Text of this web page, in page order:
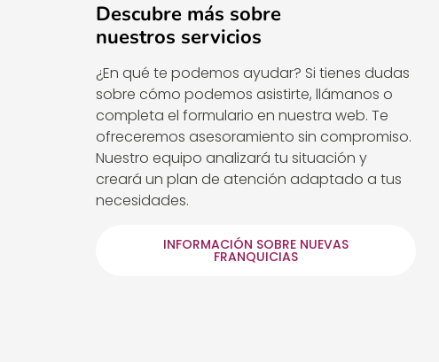
Descubre más sobre
nuestros servicios
¿En qué te podemos ayudar? Si tienes dudas
sobre cómo podemos asistirte, llámanos o
completa el formulario en nuestra web. Te
ofreceremos asesoramiento sin compromiso.
Nuestro equipo analizará tu situación y
creará un plan de atención adaptado a tus
necesidades.
INFORMACIÓN SOBRE NUEVAS
FRANQUICIAS